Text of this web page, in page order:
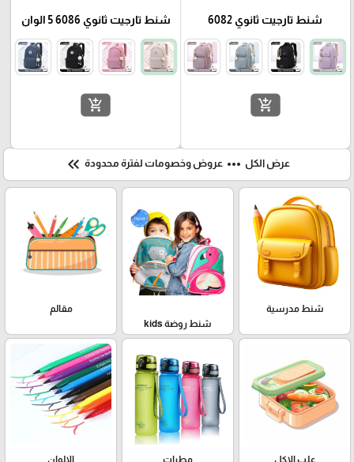
شنط تارجيت ثانوي 6082
add_shopping_cart
شنط تارجيت ثانوي 6086 5 الوان
add_shopping_cart
عرض الكل more_horiz عروض وخصومات لفترة محدودة keyboard_double_arrow_left
شنط مدرسية
شنط روضة kids
مقالم
علب الاكل مطرات الالوان